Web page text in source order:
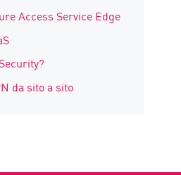
Access Service Edge
da sito a sito